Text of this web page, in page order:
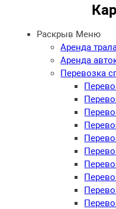
Раскрыв Меню
Аренда
Аренда
Перевозка